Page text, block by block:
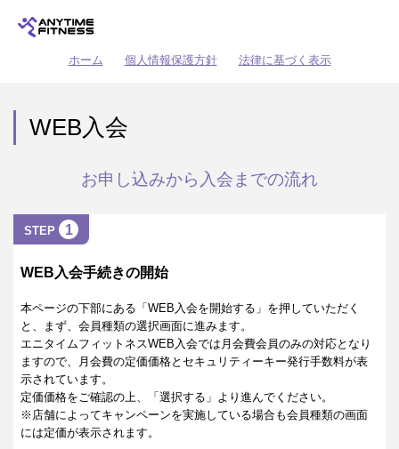
ホーム 個人情報保護方針 法律に基づく表示
WEB入会
お申し込みから入会までの流れ
STEP 1
WEB入会手続きの開始
本ページの下部にある「WEB入会を開始する」を押していただく
と、まず、会員種類の選択画面に進みます。
エニタイムフィットネスWEB入会では月会費会員のみの対応となり
ますので、月会費の定価価格とセキュリティーキー発行手数料が表
示されています。
定価価格をご確認の上、「選択する」より進んでください。
※店舗によってキャンペーンを実施している場合も会員種類の画面
には定価が表示されます。